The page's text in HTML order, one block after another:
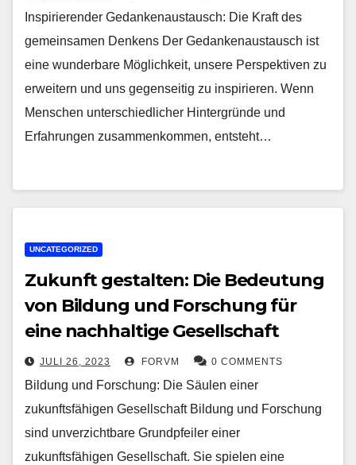
Inspirierender Gedankenaustausch: Die Kraft des
gemeinsamen Denkens Der Gedankenaustausch ist
eine wunderbare Möglichkeit, unsere Perspektiven zu
erweitern und uns gegenseitig zu inspirieren. Wenn
Menschen unterschiedlicher Hintergründe und
Erfahrungen zusammenkommen, entsteht…
UNCATEGORIZED
Zukunft gestalten: Die Bedeutung
von Bildung und Forschung für
eine nachhaltige Gesellschaft
JULI 26, 2023 FORVM 0 COMMENTS
Bildung und Forschung: Die Säulen einer
zukunftsfähigen Gesellschaft Bildung und Forschung
sind unverzichtbare Grundpfeiler einer
zukunftsfähigen Gesellschaft. Sie spielen eine